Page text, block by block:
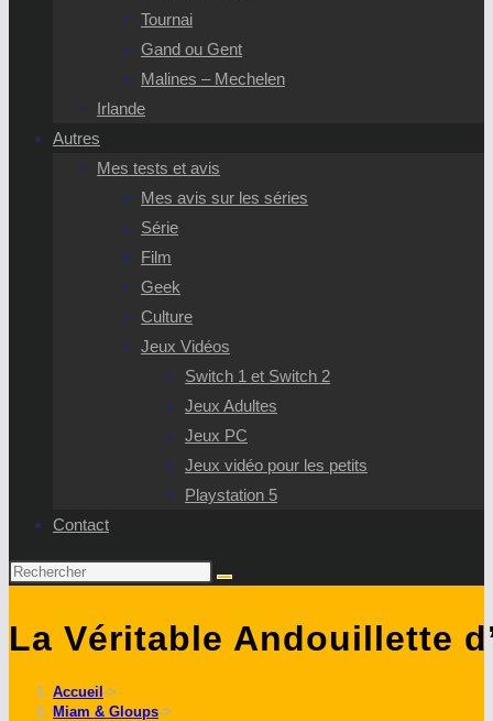
Tournai
Gand ou Gent
Malines – Mechelen
Irlande
Autres
Mes tests et avis
Mes avis sur les séries
Série
Film
Geek
Culture
Jeux Vidéos
Switch 1 et Switch 2
Jeux Adultes
Jeux PC
Jeux vidéo pour les petits
Playstation 5
Contact
Rechercher
ce
La Véritable Andouillette
Accueil ->
Miam & Gloups->